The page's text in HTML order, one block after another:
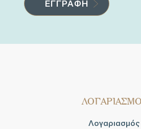
Λογαριασμός